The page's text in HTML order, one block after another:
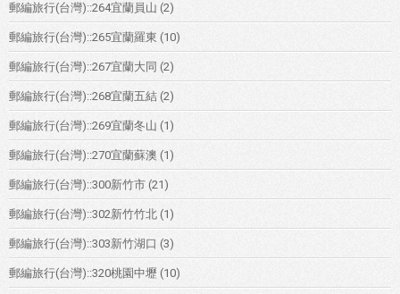
郵編旅行(台灣)::264宜蘭員山 (2)
郵編旅行(台灣)::265宜蘭羅東 (10)
郵編旅行(台灣)::267宜蘭大同 (2)
郵編旅行(台灣)::268宜蘭五結 (2)
郵編旅行(台灣)::269宜蘭冬山 (1)
郵編旅行(台灣)::270宜蘭蘇澳 (1)
郵編旅行(台灣)::300新竹市 (21)
郵編旅行(台灣)::302新竹竹北 (1)
郵編旅行(台灣)::303新竹湖口 (3)
郵編旅行(台灣)::320桃園中壢 (10)